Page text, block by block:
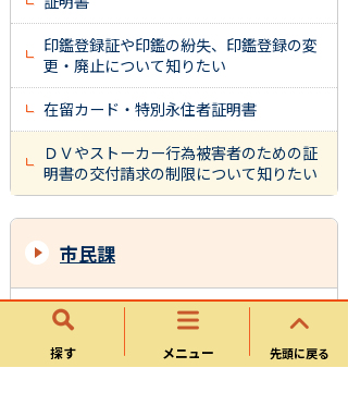
探す メニュー 先頭に戻る
印鑑登録証や印鑑の紛失、印鑑登録の変
更・廃止について知りたい
在留カード・特別永住者証明書
ＤＶやストーカー行為被害者のための証
明書の交付請求の制限について知りたい
市民課
戸籍・住民票・印鑑登録
マイナンバーカード（個人番号カード）